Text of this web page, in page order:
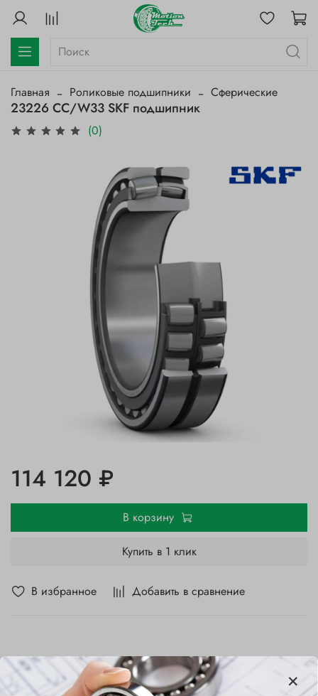
Главная Роликовые подшипники Сферические
23226 CC/W33 SKF подшипник
(0)
В избранное Добавить в сравнение
114 120 ₽
В корзину
Купить в 1 клик